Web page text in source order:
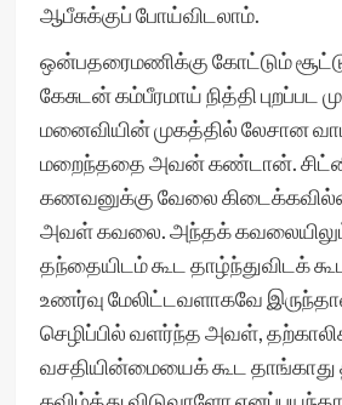
ஆபீசுக்குப் போய்விடலாம்.
ஒன்பதரைமணிக்கு கோட்டும்
கேசுடன் கம்பீரமாய் நித்தி புறப்பட
மனைவியின் முகத்தில் லேசான
மறைந்ததை அவன் கண்டான்.
கணவனுக்கு வேலை
அவள் கவலை. அந்தக்
தந்தையிடம் கூட தாழ்ந்துவிடக்
உணர்வு மேலிட்டவளாகவே
செழிப்பில் வளர்ந்த அவள்,
வசதியின்மையைக் கூட